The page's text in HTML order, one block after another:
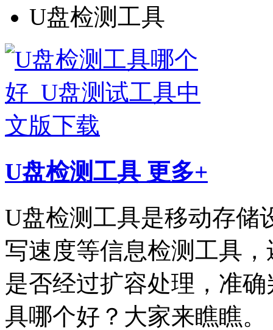
U盘检测工具
U盘检测工具 更多+
U盘检测工具是移动存储
写速度等信息检测工具
是否经过扩容处理，准
具哪个好？大家来瞧瞧。